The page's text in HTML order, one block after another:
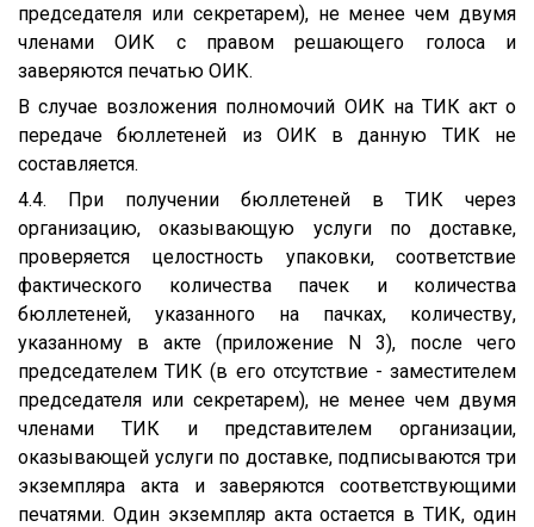
председателя или секретарем), не менее чем двумя
членами ОИК с правом решающего голоса и
заверяются печатью ОИК.
В случае возложения полномочий ОИК на ТИК акт о
передаче бюллетеней из ОИК в данную ТИК не
составляется.
4.4. При получении бюллетеней в ТИК через
организацию, оказывающую услуги по доставке,
проверяется целостность упаковки, соответствие
фактического количества пачек и количества
бюллетеней, указанного на пачках, количеству,
указанному в акте (приложение N 3), после чего
председателем ТИК (в его отсутствие - заместителем
председателя или секретарем), не менее чем двумя
членами ТИК и представителем организации,
оказывающей услуги по доставке, подписываются три
экземпляра акта и заверяются соответствующими
печатями. Один экземпляр акта остается в ТИК, один